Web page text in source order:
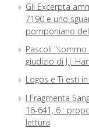
Gli Excerpta
7190 e uno
pomponiano
Pascoli
giudizio di J.J.
Logos e Ti esti
I Fragmenta
16-641, 6 :
lettura